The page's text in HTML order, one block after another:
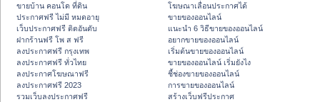
ขายบ้าน คอนโด ที่ดิน
ประกาศฟรี ไม่มี หมดอายุ
เว็บประกาศฟรี ติดอันดับ
ฝากร้านฟรี โพ ส ฟรี
ลงประกาศฟรี กรุงเทพ
ลงประกาศฟรี ทั่วไทย
ลงประกาศโฆษณาฟรี
ลงประกาศฟรี 2023
รวมเว็บลงประกาศฟรี
โฆษณาเลื่อนประกาศได้
ขายของออนไลน์
แนะนำ 6 วิธีขายของออนไลน์
อยากขายของออนไลน์
เริ่มต้นขายของออนไลน์
ขายของออนไลน์ เริ่มยังไง
ชี้ช่องขายของออนไลน์
การขายของออนไลน์
สร้างเว็บฟรีประกาศ